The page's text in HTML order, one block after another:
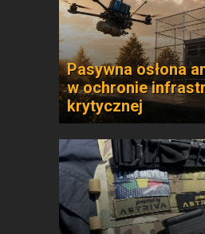
Pasywna osłona
w ochronie
krytycznej